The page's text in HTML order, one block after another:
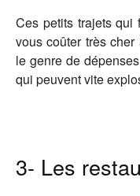
Ces petits trajets qui
vous coûter très
le genre de
qui peuvent vite
3- Les